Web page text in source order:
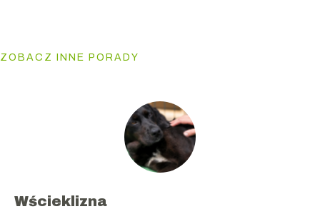
ZOBACZ INNE PORADY
Wścieklizna